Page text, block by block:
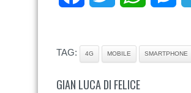
TAG: 4G MOBILE SMARTPHONE
GIAN LUCA DI FELICE